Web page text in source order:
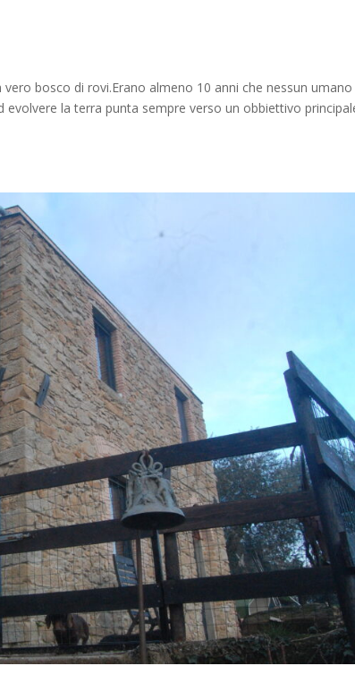
bosco di rovi.Erano almeno 10 anni che nessun umano
evolvere la terra punta sempre verso un obbiettivo